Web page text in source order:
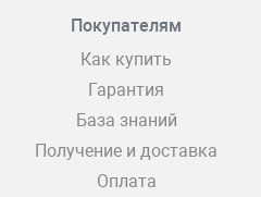
Покупателям
Как купить
Гарантия
База знаний
Получение и доставка
Оплата